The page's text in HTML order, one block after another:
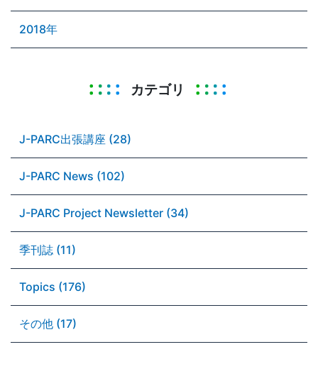
2018年
カテゴリ
J-PARC出張講座 (28)
J-PARC News (102)
J-PARC Project Newsletter (34)
季刊誌 (11)
Topics (176)
その他 (17)